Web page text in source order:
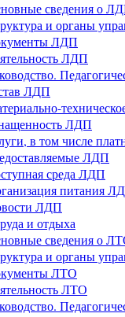
сведения о
и органы
ЛДП
ЛДП
ЛДП
ЛДП
в том числе
ЛДП
среда ЛДП
питания
ЛДП
и отдыха
сведения о
и органы
ЛТО
ЛТО